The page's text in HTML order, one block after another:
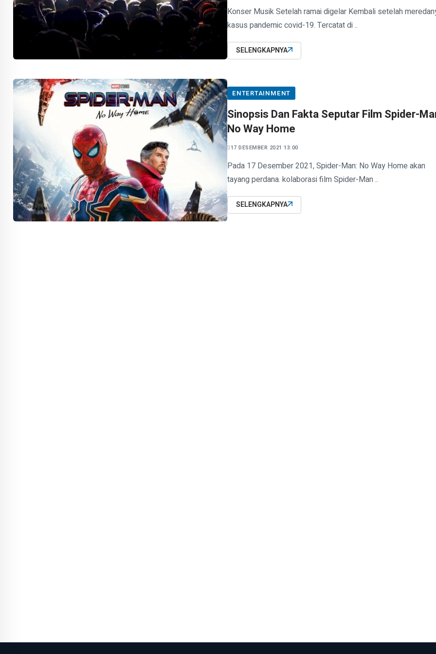
Konser Musik Setelah ramai digelar Kembali setelah
kasus pandemic covid-19. Tercatat di ..
SELENGKAPNYA
ENTERTAINMENT
Sinopsis Dan Fakta Seputar Film Spider-
No Way Home
17 DESEMBER 2021 13:00
Pada 17 Desember 2021, Spider-Man: No Way Home akan
tayang perdana. kolaborasi film Spider-Man ..
SELENGKAPNYA